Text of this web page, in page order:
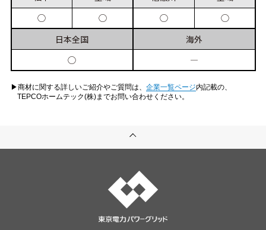
◯
◯
◯
◯
日本全国
◯
海外
―
▶︎商材に関する詳しいご紹介やご質問は、 企業一覧ページ内記載の、
TEPCOホームテック(株)までお問い合わせください。